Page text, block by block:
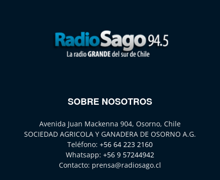
SOBRE NOSOTROS
Avenida Juan Mackenna 904, Osorno, Chile
SOCIEDAD AGRICOLA Y GANADERA DE OSORNO A.G.
Teléfono: +56 64 223 2160
Whatsapp: +56 9 57244942
Contacto: prensa@radiosago.cl